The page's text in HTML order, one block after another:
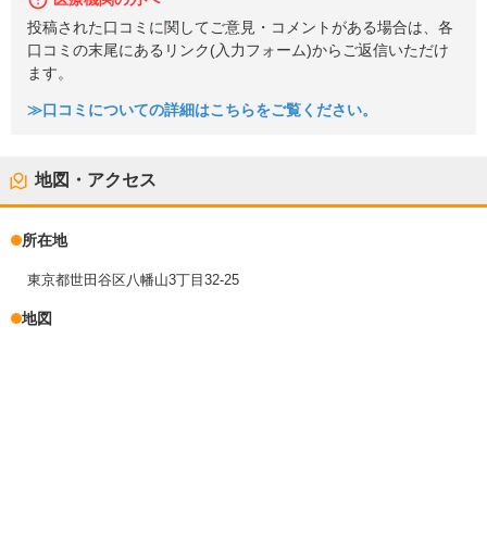
投稿された口コミに関してご意見・コメントがある場合は、各
口コミの末尾にあるリンク(入力フォーム)からご返信いただけ
ます。
≫口コミについての詳細はこちらをご覧ください。
地図・アクセス
所在地
東京都世田谷区八幡山3丁目32-25
地図